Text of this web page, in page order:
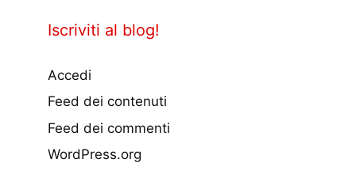
Iscriviti al blog!
Accedi
Feed dei contenuti
Feed dei commenti
WordPress.org